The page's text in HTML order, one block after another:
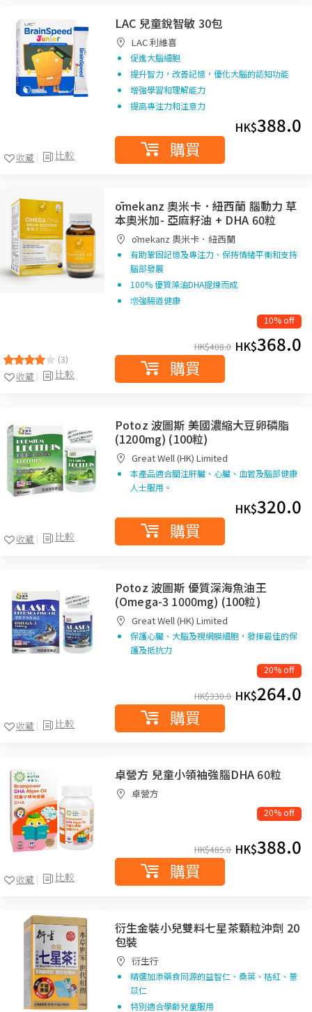
比較
收藏
LAC 兒童銳智敏 30包
LAC 利維喜
促進大腦細胞
提升智力，改善記憶，優化大腦的認知功能
增強學習和理解能力
提高專注力和注意力
HK$388.0
購買
(3)
比較
收藏
ōmekanz 奧米卡．紐西蘭 腦動力 草
本奧米加- 亞麻籽油 + DHA 60粒
ōmekanz 奧米卡．紐西蘭
有助鞏固記憶及專注力、保持情緒平衡和支持
腦部發展
100% 優質藻油DHA提煉而成
増強腸道健康
10% off
HK$408.0 HK$368.0
購買
比較
收藏
Potoz 波圖斯 美國濃縮大豆卵磷脂
(1200mg) (100粒)
Great Well (HK) Limited
本產品適合關注肝臟、心臟、血管及腦部健康
人士服用。
HK$320.0
購買
比較
收藏
Potoz 波圖斯 優質深海魚油王
(Omega-3 1000mg) (100粒)
Great Well (HK) Limited
保護心臟、大腦及視網膜細胞，發揮最佳的保
護及抵抗力
20% off
HK$330.0 HK$264.0
購買
比較
收藏
卓營方 兒童小領袖強腦DHA 60粒
卓營方
20% off
HK$485.0 HK$388.0
購買
衍生金裝小兒雙料七星茶顆粒沖劑 20
包裝
衍生行
精選加添藥食同源的益智仁、桑葉、桔紅、薏
苡仁
特別適合學齡兒童服用